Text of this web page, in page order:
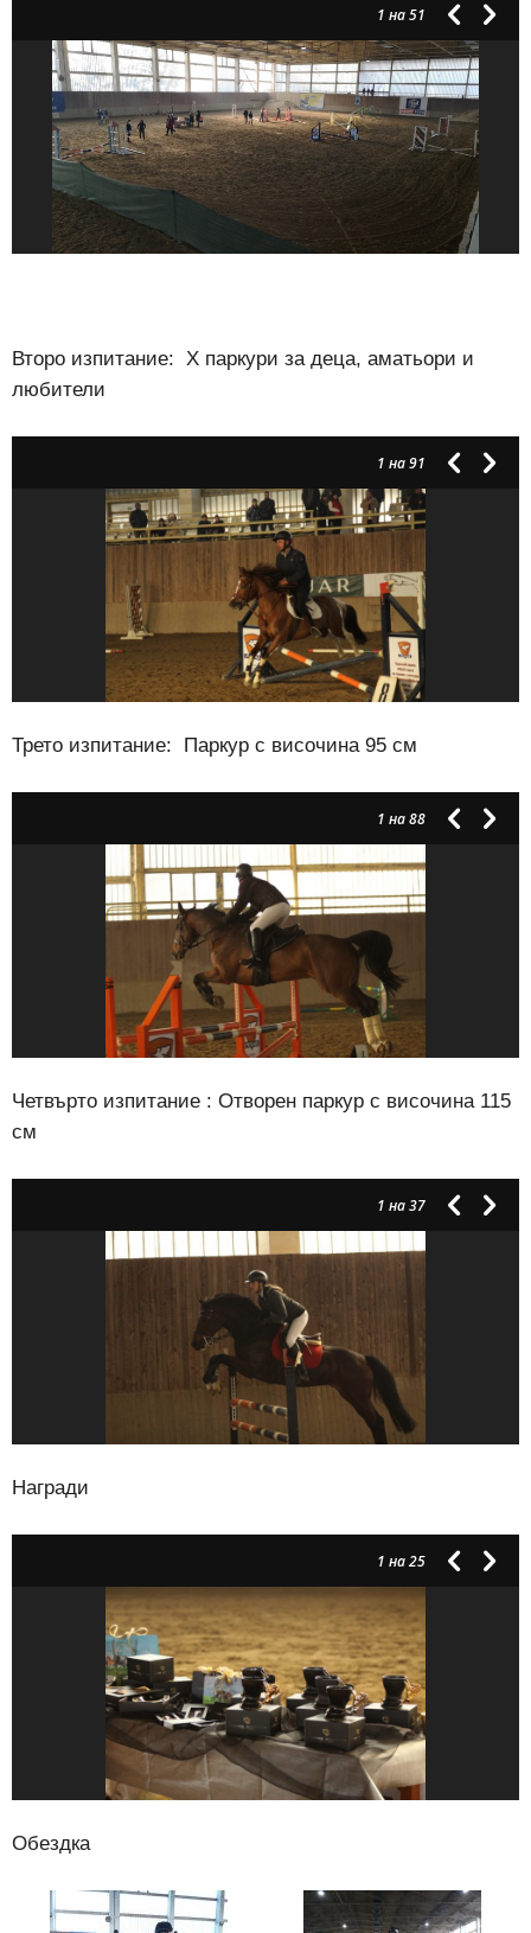
1 на 51
Второ изпитание: Х паркури за деца, аматьори и
любители
1 на 91
Трето изпитание: Паркур с височина 95 см
1 на 88
Четвърто изпитание : Отворен паркур с височина 115
см
1 на 37
Награди
1 на 25
Обездка